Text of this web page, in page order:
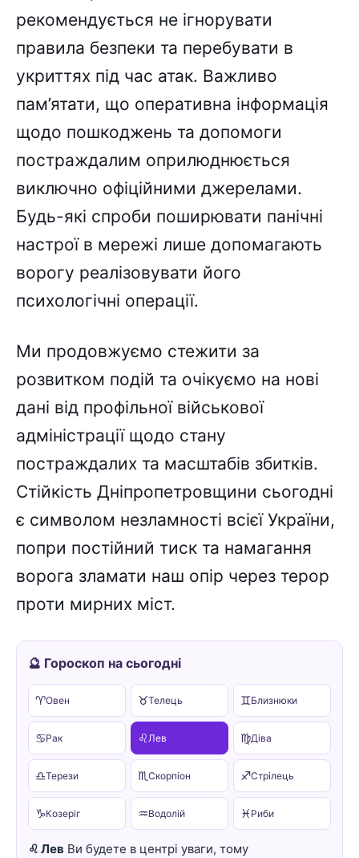
рекомендується не ігнорувати
правила безпеки та перебувати в
укриттях під час атак. Важливо
пам’ятати, що оперативна інформація
щодо пошкоджень та допомоги
постраждалим оприлюднюється
виключно офіційними джерелами.
Будь-які спроби поширювати панічні
настрої в мережі лише допомагають
ворогу реалізовувати його
психологічні операції.
Ми продовжуємо стежити за
розвитком подій та очікуємо на нові
дані від профільної військової
адміністрації щодо стану
постраждалих та масштабів збитків.
Стійкість Дніпропетровщини сьогодні
є символом незламності всієї України,
попри постійний тиск та намагання
ворога зламати наш опір через терор
проти мирних міст.
🔮 Гороскоп на сьогодні
♈Овен ♉Телець ♊Близнюки
♋Рак ♌ Лев ♍Діва
♎Терези ♏Скорпіон ♐Стрілець
♑Козеріг ♒Водолій ♓ Риби
♌ Лев Ви будете в центрі уваги, тому